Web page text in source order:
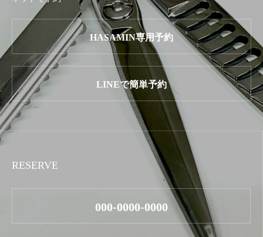
HASAMIN専用予約
LINEで簡単予約
RESERVE
000-0000-0000